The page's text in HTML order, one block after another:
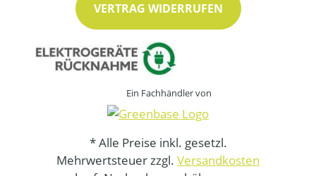
VERTRAG WIDERRUFEN
Ein Fachhändler von
* Alle Preise inkl. gesetzl.
Mehrwertsteuer zzgl. Versandkosten